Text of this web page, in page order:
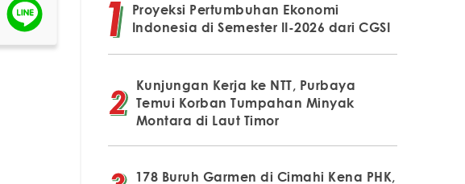
Proyeksi Pertumbuhan Ekonomi
Indonesia di Semester II-2026 dari CGSI
Kunjungan Kerja ke NTT, Purbaya
Temui Korban Tumpahan Minyak
Montara di Laut Timor
178 Buruh Garmen di Cimahi Kena PHK,